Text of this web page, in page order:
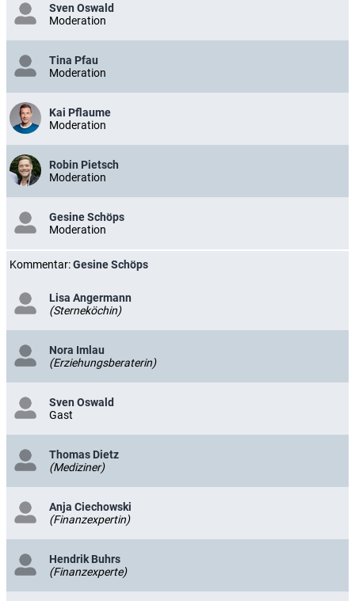
Sven Oswald
Moderation
Tina Pfau
Moderation
Kai Pflaume
Moderation
Robin Pietsch
Moderation
Gesine Schöps
Moderation
Kommentar:Gesine Schöps
Lisa Angermann
(Sterneköchin)
Nora Imlau
(Erziehungsberaterin)
Sven Oswald
Gast
Thomas Dietz
(Mediziner)
Anja Ciechowski
(Finanzexpertin)
Hendrik Buhrs
(Finanzexperte)